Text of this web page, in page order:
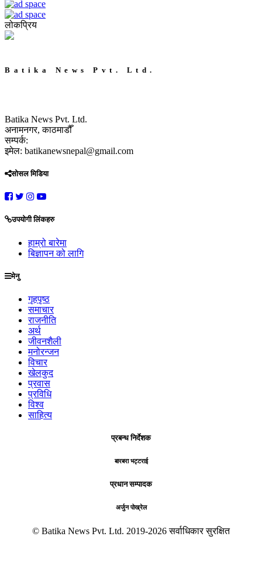
लोकप्रिय
Batika News Pvt. Ltd.
Batika News Pvt. Ltd.
अनामनगर, काठमाडौँ
सम्पर्क:
इमेल: batikanewsnepal@gmail.com
सोसल मिडिया
उपयोगी लिंकहरु
हाम्रो बारेमा
बिज्ञापन को लागि
मेनु
गृहपृष्ठ
समाचार
राजनीति
अर्थ
जीवनशैली
मनोरन्जन
विचार
खेलकुद
प्रवास
प्रविधि
विश्व
साहित्य
प्रबन्ध निर्देशक
बारबरा भट्टराई
प्रधान सम्पादक
अर्जुन पोख्रेल
© Batika News Pvt. Ltd. 2019-2026 सर्वाधिकार सुरक्षित